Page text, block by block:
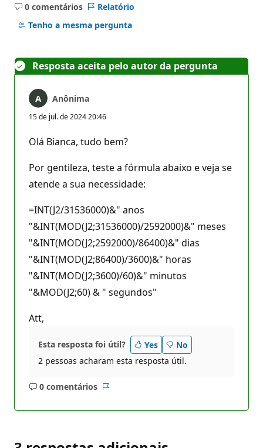
0 comentários
Sem
comentários
Relatório
Tenho a mesma pergunta
Resposta aceita pelo autor da pergunta
Anônima
15 de jul. de 2024 20:46
Olá Bianca, tudo bem?
Por gentileza, teste a fórmula abaixo e veja se
atende a sua necessidade:
=INT(J2/31536000)&" anos
"&INT(MOD(J2;31536000)/2592000)&" meses
"&INT(MOD(J2;2592000)/86400)&" dias
"&INT(MOD(J2;86400)/3600)&" horas
"&INT(MOD(J2;3600)/60)&" minutos
"&MOD(J2;60) & " segundos"
Att,
Esta resposta foi útil? Yes
No
2 pessoas acharam esta resposta útil.
0 comentários
Sem